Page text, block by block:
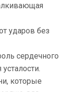
ударов без
сердечного
которые